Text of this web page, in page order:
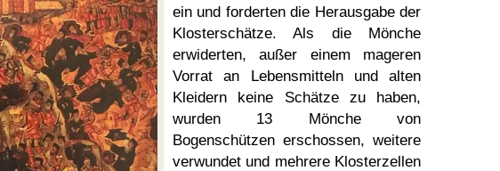
ein und forderten die Herausgabe der
Klosterschätze. Als die Mönche
erwiderten, außer einem mageren
Vorrat an Lebensmitteln und alten
Kleidern keine Schätze zu haben,
wurden 13 Mönche von
Bogenschützen erschossen, weitere
verwundet und mehrere Klosterzellen